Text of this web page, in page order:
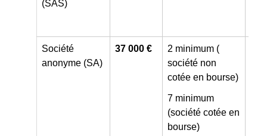
(SAS)
Société
anonyme (SA)
37 000 €
2 minimum (
société non
cotée en bourse)
7 minimum
(société cotée en
bourse)